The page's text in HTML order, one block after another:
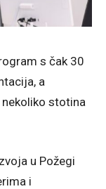
s čak 30
a
stotina
u Požegi
i